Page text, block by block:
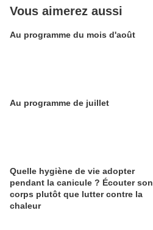
Vous aimerez aussi
Au programme du mois d'août
Au programme de juillet
Quelle hygiène de vie adopter
pendant la canicule ? Écouter son
corps plutôt que lutter contre la
chaleur